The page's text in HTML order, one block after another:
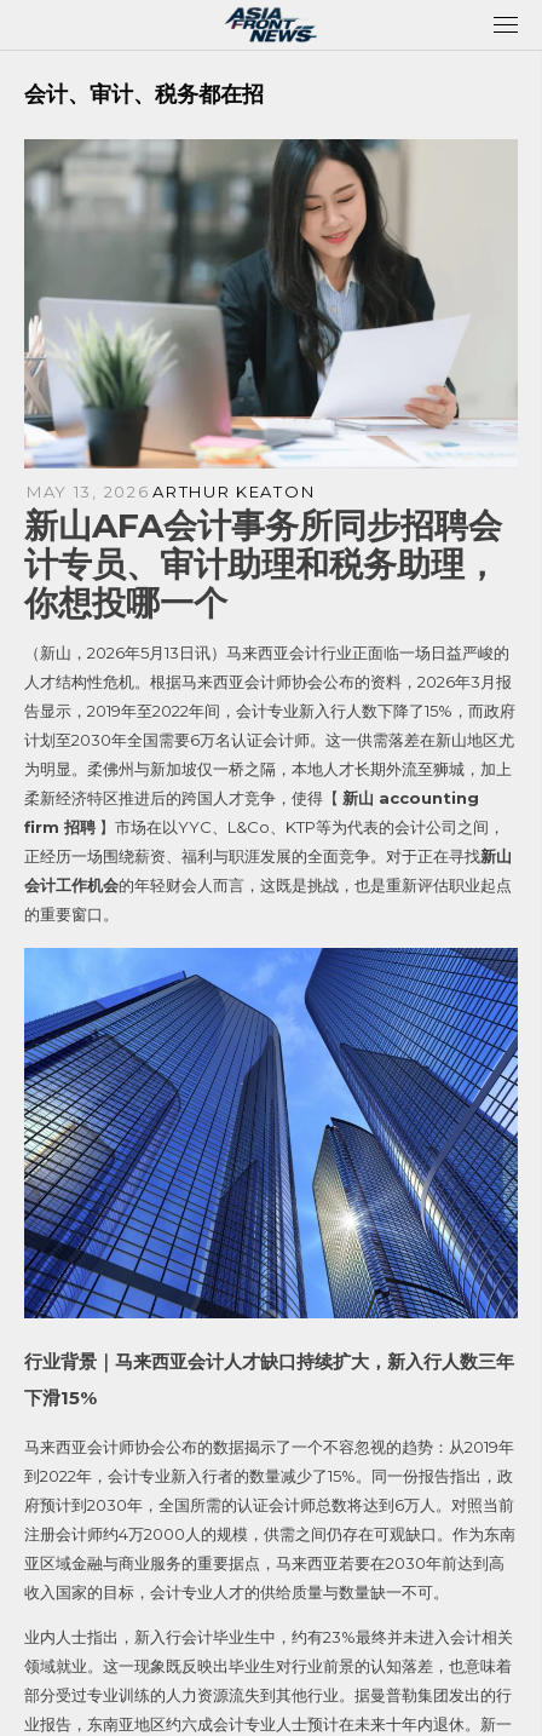
会计、审计、税务都在招
MAY 13, 2026 ARTHUR KEATON
新山AFA会计事务所同步招聘会
计专员、审计助理和税务助理，
你想投哪一个
（新山，2026年5月13日讯）马来西亚会计行业正面临一场日益严峻的
人才结构性危机。根据马来西亚会计师协会公布的资料，2026年3月报
告显示，2019年至2022年间，会计专业新入行人数下降了15%，而政府
计划至2030年全国需要6万名认证会计师。这一供需落差在新山地区尤
为明显。柔佛州与新加坡仅一桥之隔，本地人才长期外流至狮城，加上
柔新经济特区推进后的跨国人才竞争，使得【 新山 accounting
firm 招聘 】市场在以YYC、L&Co、KTP等为代表的会计公司之间，
正经历一场围绕薪资、福利与职涯发展的全面竞争。 对于正在寻找新山
会计工作机会的年轻财会人而言，这既是挑战，也是重新评估职业起点
的重要窗口。
行业背景｜马来西亚会计人才缺口持续扩大，新入行人数三年
下滑15%
马来西亚会计师协会公布的数据揭示了一个不容忽视的趋势：从2019年
到2022年，会计专业新入行者的数量减少了15%。 同一份报告指出，政
府预计到2030年，全国所需的认证会计师总数将达到6万人。对照当前
注册会计师约4万2000人的规模，供需之间仍存在可观缺口。作为东南
亚区域金融与商业服务的重要据点，马来西亚若要在2030年前达到高
收入国家的目标，会计专业人才的供给质量与数量缺一不可。
业内人士指出，新入行会计毕业生中，约有23%最终并未进入会计相关
领域就业。 这一现象既反映出毕业生对行业前景的认知落差，也意味着
部分受过专业训练的人力资源流失到其他行业。据曼普勒集团发出的行
业报告，东南亚地区约六成会计专业人士预计在未来十年内退休。 新一